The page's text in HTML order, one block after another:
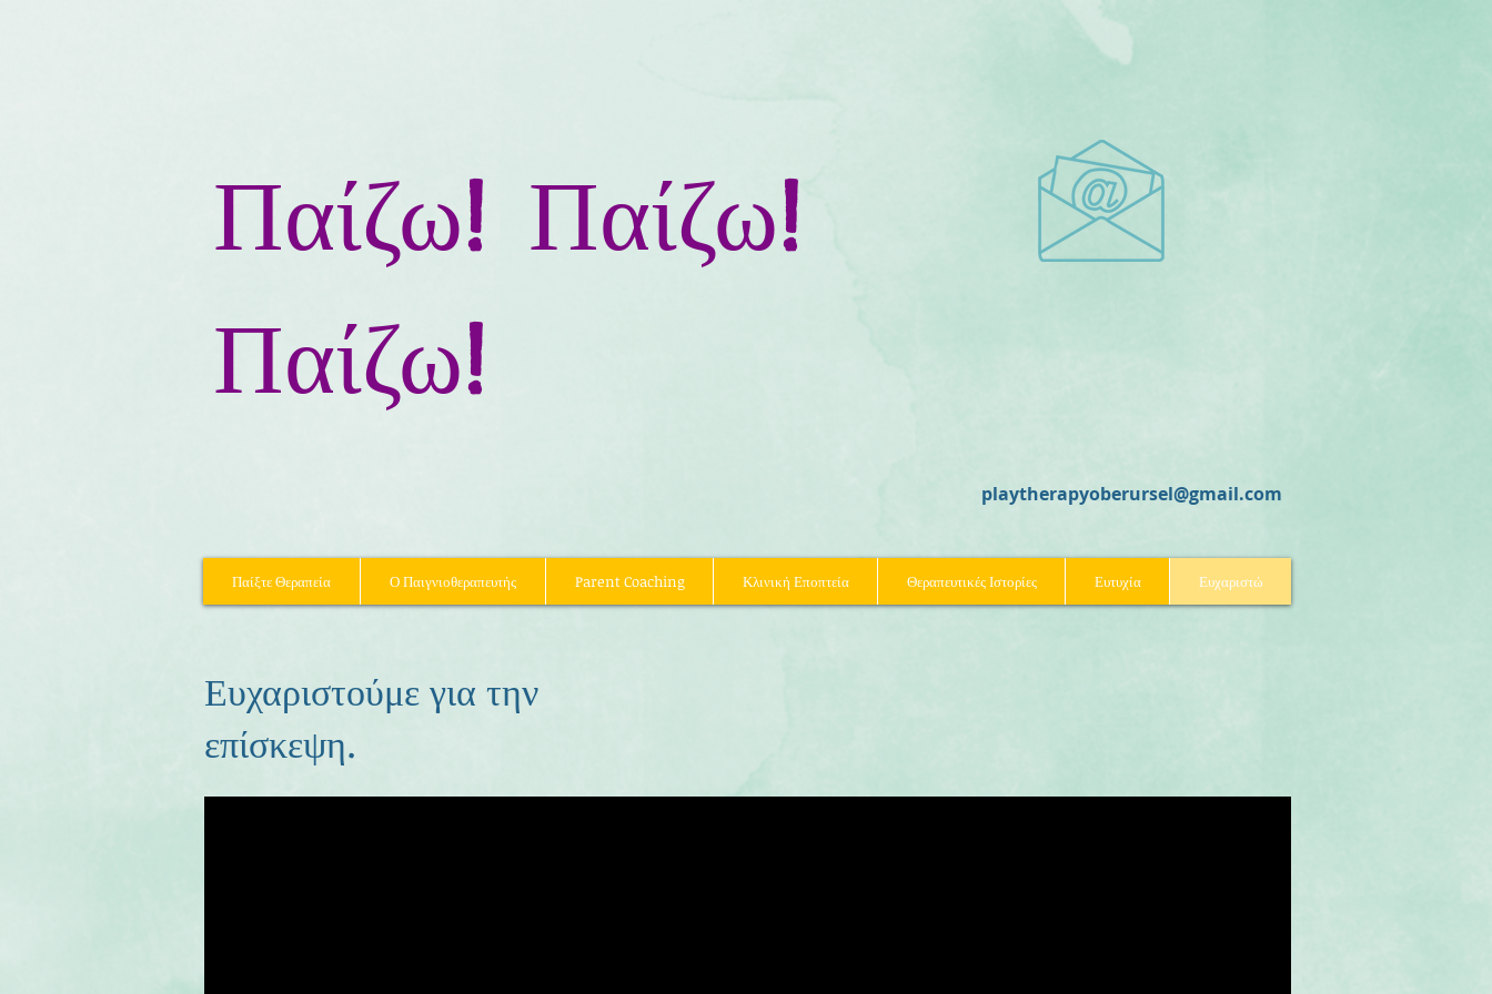
Παίζω! Παίζω!
Παίζω!
playtherapyoberursel@gmail.com
Παίξτε Θεραπεία Ο Παιγνιοθεραπευτής Parent Coaching Κλινική Εποπτεία Θεραπευτικές Ιστορίες Ευτυχία Ευχαριστώ
Ευχαριστούμε για την
επίσκεψη.